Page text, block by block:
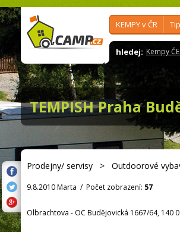
KEMPY v ČR
hledej: Kempy
TEMPISH Praha
Prodejny/ servisy > Outdoorové
9.8.2010 Marta / Počet zobrazení: 57
Olbrachtova - OC Budějovická 1667/64, 140